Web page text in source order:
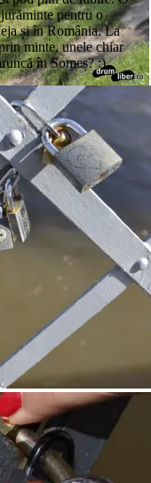
pentru o
și în România. La
minte, unele chiar
în Someș? :)